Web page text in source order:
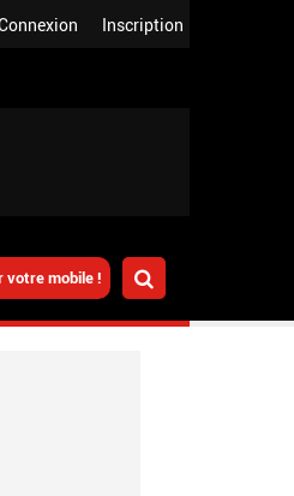
Inscription
votre mobile !